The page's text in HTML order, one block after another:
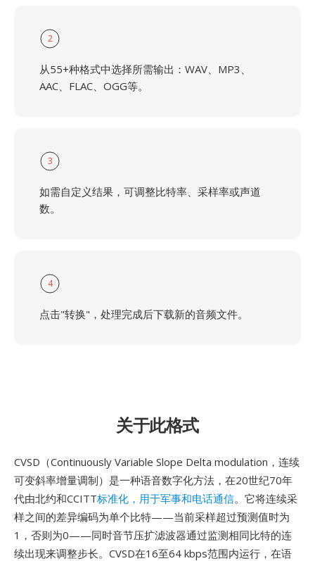
2
从55+种格式中选择所需输出：WAV、MP3、
AAC、FLAC、OGG等。
3
如需自定义结果，可调整比特率、采样率或声道
数。
4
点击"转换"，处理完成后下载新的音频文件。
关于此格式
CVSD（Continuously Variable Slope Delta modulation，连续
可变斜率增量调制）是一种语音数字化方法，在20世纪70年
代由北约和CCITT标准化，用于军事和电话通信。它将连续采
样之间的差异编码为单个比特——当前采样超过预测值时为
1，否则为0——同时音节压扩滤波器通过监测相同比特的连
续出现来调整步长。CVSD在16至64 kbps范围内运行，在语